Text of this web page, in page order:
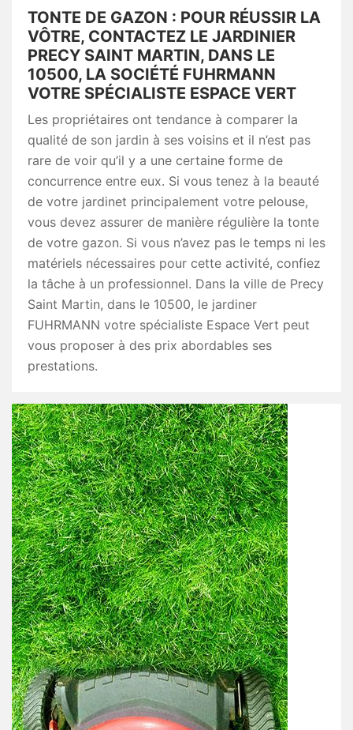
TONTE DE GAZON : POUR RÉUSSIR LA
VÔTRE, CONTACTEZ LE JARDINIER
PRECY SAINT MARTIN, DANS LE
10500, LA SOCIÉTÉ FUHRMANN
VOTRE SPÉCIALISTE ESPACE VERT
Les propriétaires ont tendance à comparer la
qualité de son jardin à ses voisins et il n’est pas
rare de voir qu’il y a une certaine forme de
concurrence entre eux. Si vous tenez à la beauté
de votre jardinet principalement votre pelouse,
vous devez assurer de manière régulière la tonte
de votre gazon. Si vous n’avez pas le temps ni les
matériels nécessaires pour cette activité, confiez
la tâche à un professionnel. Dans la ville de Precy
Saint Martin, dans le 10500, le jardiner
FUHRMANN votre spécialiste Espace Vert peut
vous proposer à des prix abordables ses
prestations.